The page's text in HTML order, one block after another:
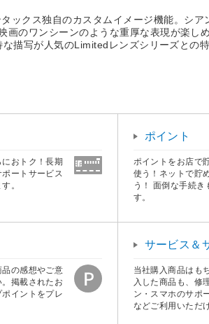
ックス独自のカスタムイメージ機能。シ
のワンシーンのような重厚な表現が楽
描写が人気のLimitedレンズシリーズと
おトク！長期
ートサービス
。
ポイント
ポイントをお店で
使う！ネットで貯
う！ 面倒な手続き
す。
の感想やご意
掲載されたお
イントをプレ
サービス＆
当社購入商品はも
入した商品も、修
ン・スマホのサポ
などご利用いただ